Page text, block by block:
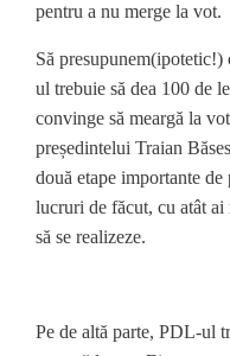
pentru a nu merge la vot.
Să
ul trebuie să dea 100 de
convinge să meargă la
președintelui Traian
două etape importante
lucruri de făcut, cu atât ai
să se realizeze.
Pe de altă parte, PDL-ul